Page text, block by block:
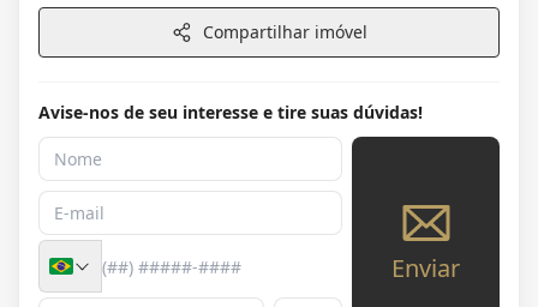
Compartilhar imóvel
Avise-nos de seu interesse e tire suas dúvidas!
Enviar